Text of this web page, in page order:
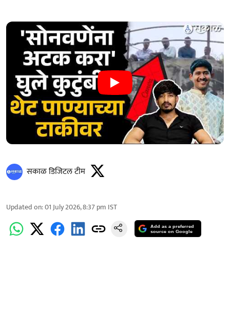
सकाळ डिजिटल टीम
Updated on:01 July 2026, 8:37 pm IST
Add as a preferred
source on Google